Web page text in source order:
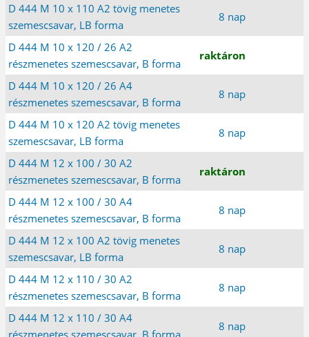
D 444 M 10 x 110 A2 tövig menetes
szemescsavar, LB forma
8 nap
D 444 M 10 x 120 / 26 A2
részmenetes szemescsavar, B forma
raktáron
D 444 M 10 x 120 / 26 A4
részmenetes szemescsavar, B forma
8 nap
D 444 M 10 x 120 A2 tövig menetes
szemescsavar, LB forma
8 nap
D 444 M 12 x 100 / 30 A2
részmenetes szemescsavar, B forma
raktáron
D 444 M 12 x 100 / 30 A4
részmenetes szemescsavar, B forma
8 nap
D 444 M 12 x 100 A2 tövig menetes
szemescsavar, LB forma
8 nap
D 444 M 12 x 110 / 30 A2
részmenetes szemescsavar, B forma
8 nap
D 444 M 12 x 110 / 30 A4
részmenetes szemescsavar, B forma
8 nap